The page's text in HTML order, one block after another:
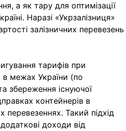
а як тару для оптимізації
Наразі «Укрзалізниця»
залізничних перевезень
тарифів при
в межах України (по
збереження існуючої
контейнерів в
перевезеннях. Такий підхід
доходи від